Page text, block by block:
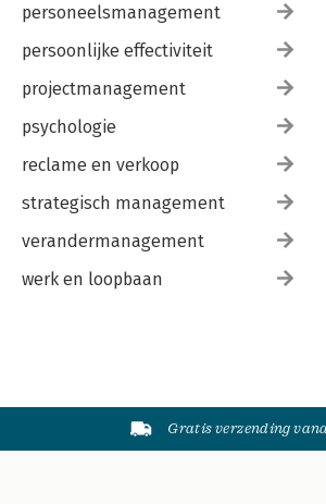
personeelsmanagement
persoonlijke effectiviteit
projectmanagement
psychologie
reclame en verkoop
strategisch management
verandermanagement
werk en loopbaan
Gratis verzending